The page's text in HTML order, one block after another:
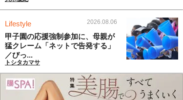
Lifestyle 2026.08.06
甲子園の応援強制参加に、母親が
猛クレーム「ネットで告発する」
／びっ...
トシタカマサ